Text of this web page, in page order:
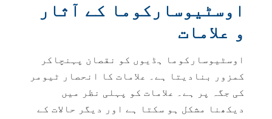
اوسٹیوسارکوما کے آثار
و علامات
اوسٹیوسارکوما ہڈیوں کو نقصان پہنچاکر
کمزور بنادیتا ہے۔ علامات کا انحصار ٹیومر
کی جگہ پر ہے۔ علامات کو پہلی نظر میں
دیکھنا مشکل ہو سکتا ہے اور دیگر حالات کے